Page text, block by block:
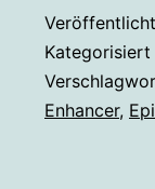
Kategorisiert
Enhancer,